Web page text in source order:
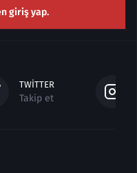
giriş yap.
TWITTER
Takip et